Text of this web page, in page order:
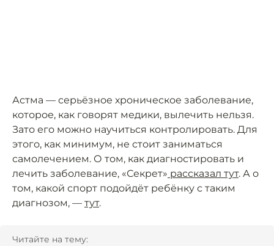
Астма — серьёзное хроническое заболевание,
которое, как говорят медики, вылечить нельзя.
Зато его можно научиться контролировать. Для
этого, как минимум, не стоит заниматься
самолечением. О том, как диагностировать и
лечить заболевание, «Секрет» рассказал тут. А о
том, какой спорт подойдёт ребёнку с таким
диагнозом, — тут.
Читайте на тему: